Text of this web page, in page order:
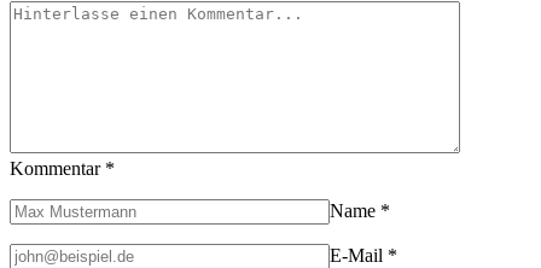
Kommentar *
Name *
E-Mail *